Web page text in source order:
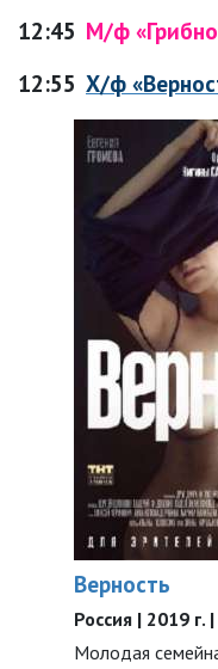
12:45 М/ф
12:55 Х/ф
Верность
Россия | 2019
Молодая